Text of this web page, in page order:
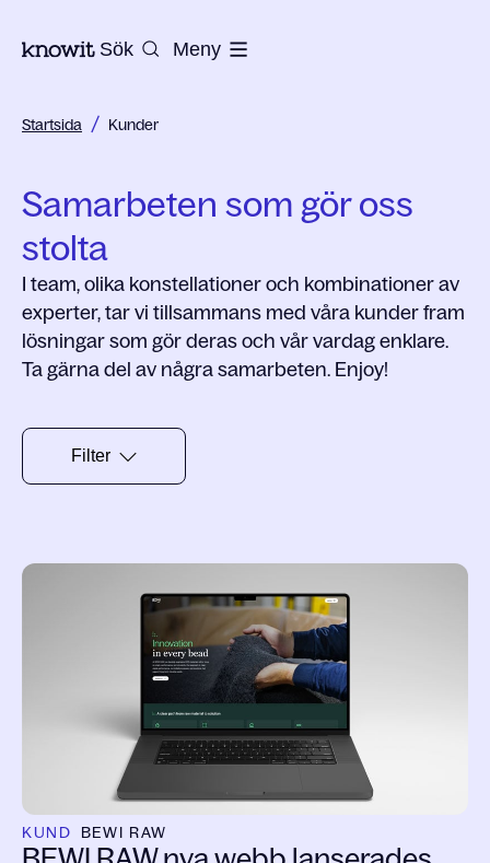
Till startsidan på Knowit
Sök Meny
Startsida / Kunder
Samarbeten som gör oss
stolta
I team, olika konstellationer och kombinationer av
experter, tar vi tillsammans med våra kunder fram
lösningar som gör deras och vår vardag enklare.
Ta gärna del av några samarbeten. Enjoy!
Filter
KUND BEWI RAW